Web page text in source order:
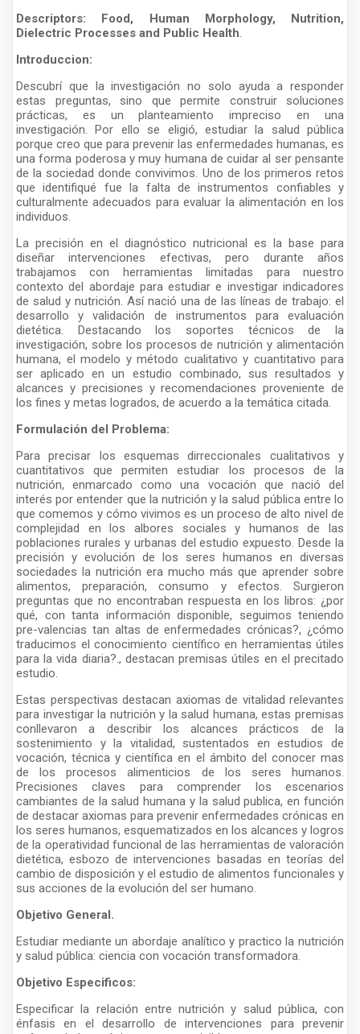
Descriptors: Food, Human Morphology, Nutrition,
Dielectric Processes and Public Health.
Introduccion:
Descubrí que la investigación no solo ayuda a responder
estas preguntas, sino que permite construir soluciones
prácticas, es un planteamiento impreciso en una
investigación. Por ello se eligió, estudiar la salud pública
porque creo que para prevenir las enfermedades humanas, es
una forma poderosa y muy humana de cuidar al ser pensante
de la sociedad donde convivimos. Uno de los primeros retos
que identifiqué fue la falta de instrumentos confiables y
culturalmente adecuados para evaluar la alimentación en los
individuos.
La precisión en el diagnóstico nutricional es la base para
diseñar intervenciones efectivas, pero durante años
trabajamos con herramientas limitadas para nuestro
contexto del abordaje para estudiar e investigar indicadores
de salud y nutrición. Así nació una de las líneas de trabajo: el
desarrollo y validación de instrumentos para evaluación
dietética. Destacando los soportes técnicos de la
investigación, sobre los procesos de nutrición y alimentación
humana, el modelo y método cualitativo y cuantitativo para
ser aplicado en un estudio combinado, sus resultados y
alcances y precisiones y recomendaciones proveniente de
los fines y metas logrados, de acuerdo a la temática citada.
Formulación del Problema:
Para precisar los esquemas dirreccionales cualitativos y
cuantitativos que permiten estudiar los procesos de la
nutrición, enmarcado como una vocación que nació del
interés por entender que la nutrición y la salud pública entre lo
que comemos y cómo vivimos es un proceso de alto nivel de
complejidad en los albores sociales y humanos de las
poblaciones rurales y urbanas del estudio expuesto. Desde la
precisión y evolución de los seres humanos en diversas
sociedades la nutrición era mucho más que aprender sobre
alimentos, preparación, consumo y efectos. Surgieron
preguntas que no encontraban respuesta en los libros: ¿por
qué, con tanta información disponible, seguimos teniendo
pre-valencias tan altas de enfermedades crónicas?, ¿cómo
traducimos el conocimiento científico en herramientas útiles
para la vida diaria?., destacan premisas útiles en el precitado
estudio.
Estas perspectivas destacan axiomas de vitalidad relevantes
para investigar la nutrición y la salud humana, estas premisas
conllevaron a describir los alcances prácticos de la
sostenimiento y la vitalidad, sustentados en estudios de
vocación, técnica y científica en el ámbito del conocer mas
de los procesos alimenticios de los seres humanos.
Precisiones claves para comprender los escenarios
cambiantes de la salud humana y la salud publica, en función
de destacar axiomas para prevenir enfermedades crónicas en
los seres humanos, esquematizados en los alcances y logros
de la operatividad funcional de las herramientas de valoración
dietética, esbozo de intervenciones basadas en teorías del
cambio de disposición y el estudio de alimentos funcionales y
sus acciones de la evolución del ser humano.
Objetivo General.
Estudiar mediante un abordaje analítico y practico la nutrición
y salud pública: ciencia con vocación transformadora.
Objetivo Especificos:
Especificar la relación entre nutrición y salud pública, con
énfasis en el desarrollo de intervenciones para prevenir